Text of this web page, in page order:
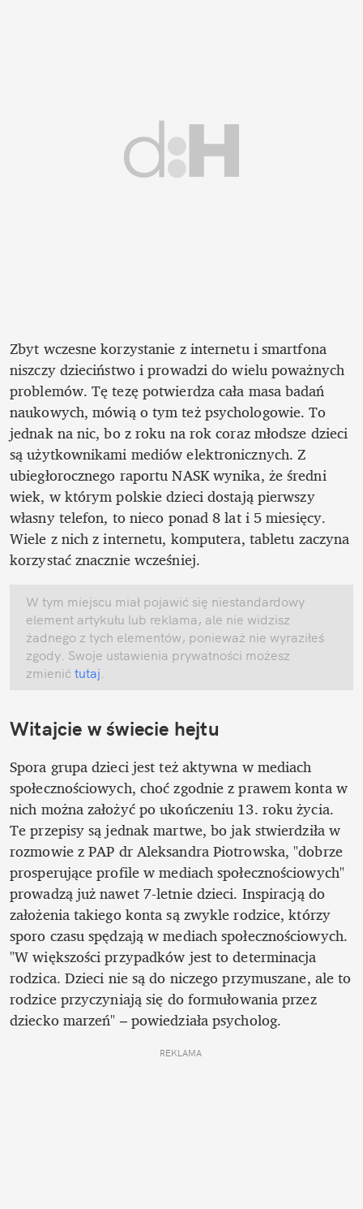
Zbyt wczesne korzystanie z internetu i smartfona
niszczy dzieciństwo i prowadzi do wielu poważnych
problemów. Tę tezę potwierdza cała masa badań
naukowych, mówią o tym też psychologowie. To
jednak na nic, bo z roku na rok coraz młodsze dzieci
są użytkownikami mediów elektronicznych. Z
ubiegłorocznego raportu NASK wynika, że średni
wiek, w którym polskie dzieci dostają pierwszy
własny telefon, to nieco ponad 8 lat i 5 miesięcy.
Wiele z nich z internetu, komputera, tabletu zaczyna
korzystać znacznie wcześniej.
W tym miejscu miał pojawić się niestandardowy
element artykułu lub reklama, ale nie widzisz
żadnego z tych elementów, ponieważ nie wyraziłeś
zgody. Swoje ustawienia prywatności możesz
zmienić tutaj
Witajcie w świecie hejtu
Spora grupa dzieci jest też aktywna w mediach
społecznościowych, choć zgodnie z prawem konta w
nich można założyć po ukończeniu 13. roku życia.
Te przepisy są jednak martwe, bo jak stwierdziła w
rozmowie z PAP dr Aleksandra Piotrowska, "dobrze
prosperujące profile w mediach społecznościowych"
prowadzą już nawet 7-letnie dzieci. Inspiracją do
założenia takiego konta są zwykle rodzice, którzy
sporo czasu spędzają w mediach społecznościowych.
"W większości przypadków jest to determinacja
rodzica. Dzieci nie są do niczego przymuszane, ale to
rodzice przyczyniają się do formułowania przez
dziecko marzeń" – powiedziała psycholog.
REKLAMA